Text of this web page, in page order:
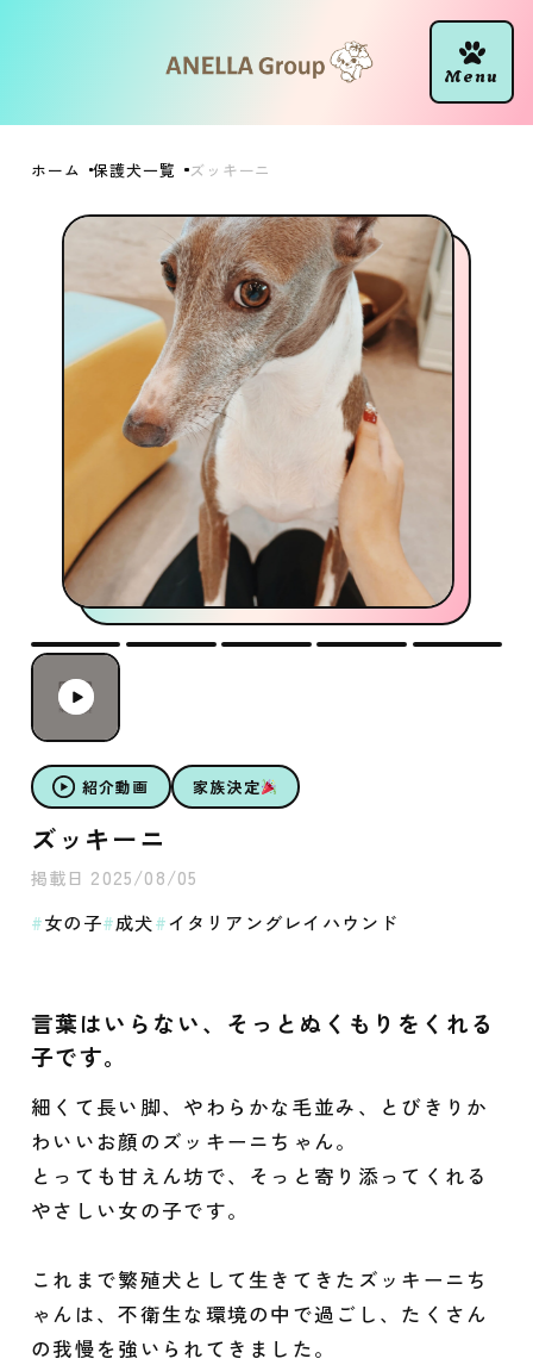
ホーム 保護犬一覧 ズッキーニ
紹介動画 家族決定
ズッキーニ
掲載日 2025/08/05
女の子 成犬 イタリアングレイハウンド
言葉はいらない、そっとぬくもりをくれる
子です。
細くて長い脚、やわらかな毛並み、とびきりか
わいいお顔のズッキーニちゃん。
とっても甘えん坊で、そっと寄り添ってくれる
やさしい女の子です。
これまで繁殖犬として生きてきたズッキーニち
ゃんは、不衛生な環境の中で過ごし、たくさん
の我慢を強いられてきました。